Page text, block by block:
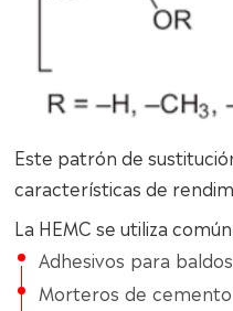
Este patrón de
características de
La HEMC se utiliza
Adhesivos para
Morteros de cemento